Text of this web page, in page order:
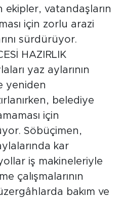
ekipler, vatandaşların
için zorlu arazi
sürdürüyor.
HAZIRLIK
yaz aylarının
yeniden
belediye
için
Söbüçimen,
kar
iş makineleriyle
çalışmalarının
bakım ve